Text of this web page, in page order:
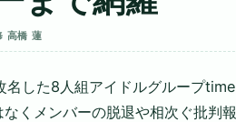
高橋 蓮
名した8人組アイドルグループ
くメンバーの脱退や相次ぐ批判